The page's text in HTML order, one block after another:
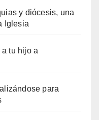
y diócesis, una
Iglesia
tu hijo a
para